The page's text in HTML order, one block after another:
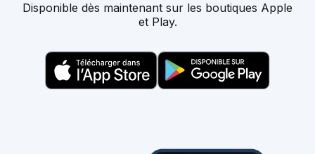
Disponible dès maintenant sur les boutiques Apple
et Play.